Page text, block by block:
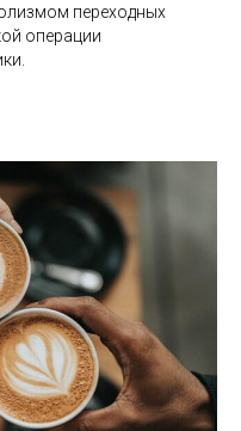
переходных
операции